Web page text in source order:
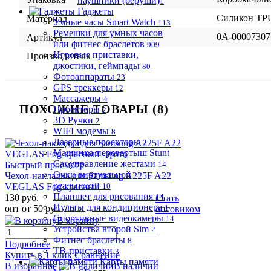
Гаджеты
Умные часы Smart Watch 113
Ремешки для умных часов
или фитнес браслетов 909
Игровые приставки,
джостики, геймпады 80
Фотоаппараты 23
GPS треккеры 12
Массажеры 4
Проекторы 2
3D Ручки 2
WIFI модемы 8
Лазерные проекторы 2
Машинка-перевертыш Stunt
Car управление жестами 14
Очки виртуальной
реальности 10
Планшет для рисования 14
Пульты для кондиционера 1
Спортивные видеокамеры 14
Устройства второй Sim 2
Фитнес браслеты 8
ТВ-приставки 3
Карты памяти
Материал
Силикон
Артикул
0А-00007307
Производитель
ПОХОЖИЕ ТОВАРЫ (8)
Быстрый просмотр
Чехол-накладка для Samsung A225F A22
VEGLAS Fog красный
130 руб.
опт от 50 руб. / шт
Стать
оптовиком
В корзину
Подробнее
Купить в 1 клик Сравнение
В избранное
В наличии